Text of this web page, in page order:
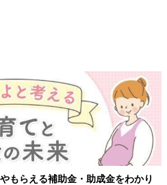
も◎。
ルデザインが◎。「ショー
もらえる補助金・助成金をわかり